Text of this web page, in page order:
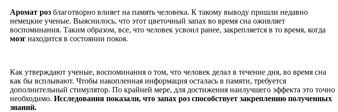
Аромат роз благотворно влияет на память человека. К такому выводу пришли недавно
немецкие ученые. Выяснилось, что этот цветочный запах во время сна оживляет
воспоминания. Таким образом, все, что человек усвоил ранее, закрепляется в то время, когда
мозг находится в состоянии покоя.
Как утверждают ученые, воспоминания о том, что человек делал в течение дня, во время сна
как бы всплывают. Чтобы накопленная информация осталась в памяти, требуется
дополнительный стимулятор. По крайней мере, для достижения наилучшего эффекта это точно
необходимо. Исследования показали, что запах роз способствует закреплению полученных
знаний.